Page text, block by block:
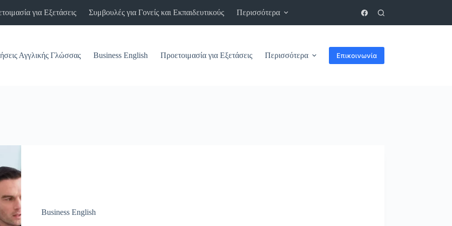
για Εξετάσεις Συμβουλές για Γονείς και Εκπαιδευτικούς Περισσότερα
Αγγλικής Γλώσσας Business English Προετοιμασία για Εξετάσεις Περισσότερα Επικοινωνία
Business English